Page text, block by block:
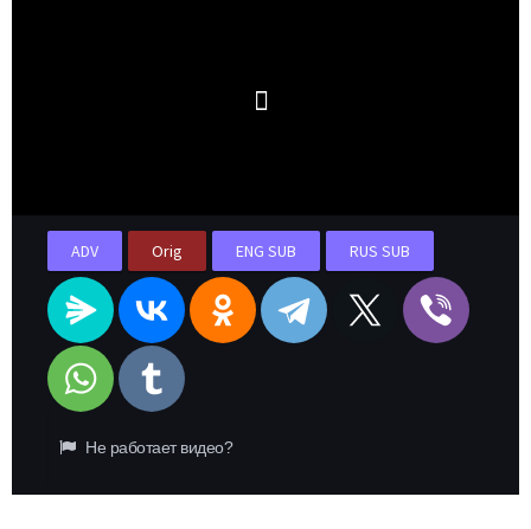
ADV Orig ENG SUB RUS SUB
Не работает видео?